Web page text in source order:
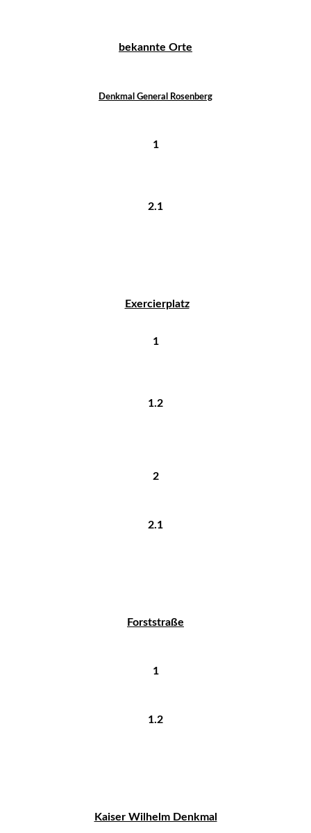
bekannte Orte
Denkmal General Rosenberg
1
2.1
Exercierplatz
1
1.2
2
2.1
Forststraße
1
1.2
Kaiser Wilhelm Denkmal